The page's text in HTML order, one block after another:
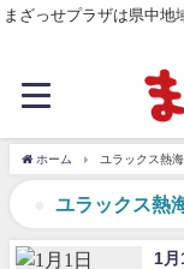
まざっせプラザは県中
ホーム ユラックス熱海
ユラックス熱
1